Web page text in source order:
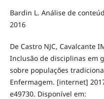
Bardin L. Análise de
2016
De Castro NJC, Cavalcante
Inclusão de disciplinas em
sobre populações
Enfermagem. [internet]
e49730. Disponível em: